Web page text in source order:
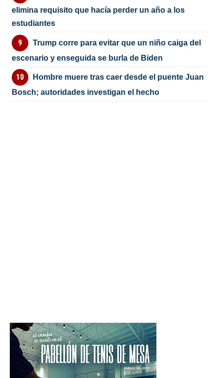
elimina requisito que hacía perder un año a los
estudiantes
Trump corre para evitar que un niño caiga del
escenario y enseguida se burla de Biden
Hombre muere tras caer desde el puente Juan
Bosch; autoridades investigan el hecho